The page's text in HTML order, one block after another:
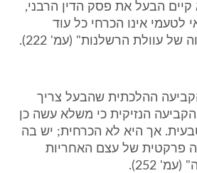
הבעל את פסק הדין הרבני,
לטעמי אינו הכרחי כל עוד
עוולת הרשלנות" (עמ' 222).
ההלכתית שהבעל צריך
הנזיקית כי משלא עשה כן
אך היא לא הכרחית; יש בה
פרקטית של עצם האחריות
252).